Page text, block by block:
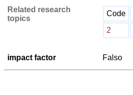
Related research
topics
Code
2
impact factor Falso